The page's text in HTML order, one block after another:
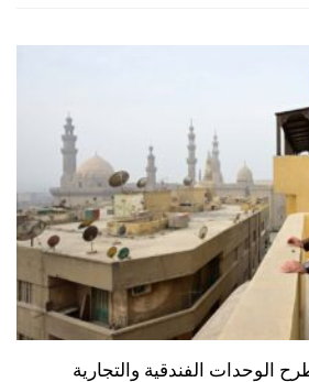
الوحدات الفندقية والتجارية